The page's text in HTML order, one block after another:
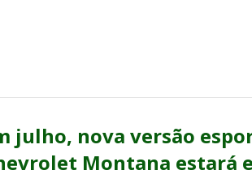
julho, nova versão
Montana estará